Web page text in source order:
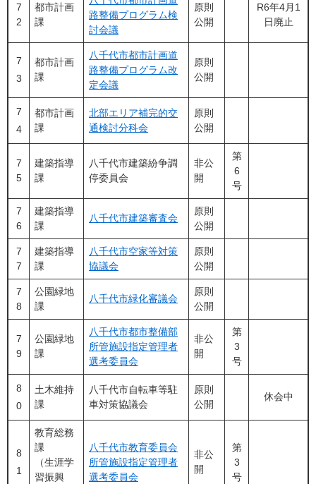
7
2
都市計画
課
路整備プログラム検
討会議
原則
公開
R6年4月1
日廃止
7
3
都市計画
課
八千代市都市計画道
路整備プログラム改
定会議
原則
公開
7
4
都市計画
課
北部エリア補完的交
通検討分科会
原則
公開
7
5
建築指導
課
八千代市建築紛争調
停委員会
非公
開
第
6
号
7
6
建築指導
課
八千代市建築審査会
原則
公開
7
7
建築指導
課
八千代市空家等対策
協議会
原則
公開
7
8
公園緑地
課
八千代市緑化審議会
原則
公開
7
9
公園緑地
課
八千代市都市整備部
所管施設指定管理者
選考委員会
非公
開
第
3
号
8
0
土木維持
課
八千代市自転車等駐
車対策協議会
原則
公開
休会中
8
1
教育総務
課
（生涯学
習振興
八千代市教育委員会
所管施設指定管理者
選考委員会
非公
開
第
3
号